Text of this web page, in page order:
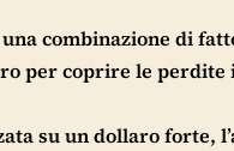
combinazione di
per coprire le
su un dollaro